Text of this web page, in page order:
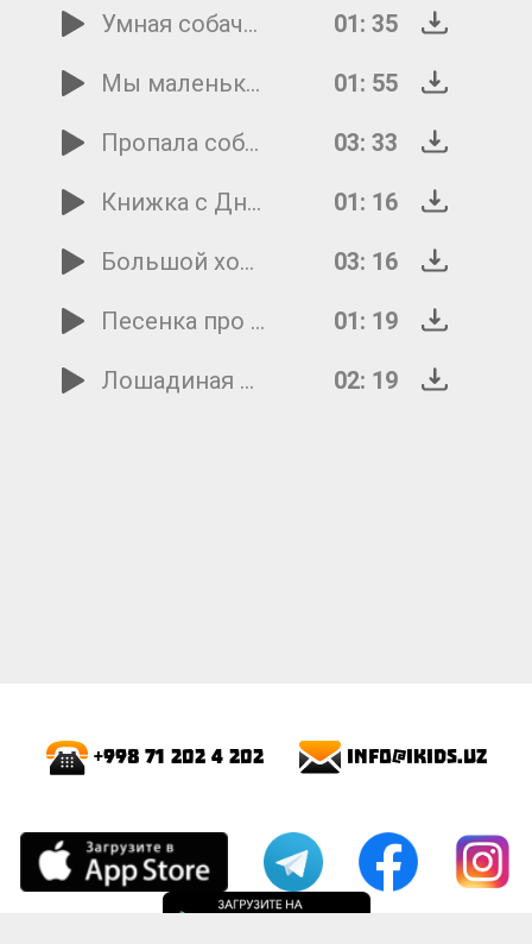
Умная собачка Соня
01: 35
Мы маленькие дети - нам хочется гулять!
01: 55
Пропала собака
03: 33
Книжка с Днем рождения
01: 16
Большой хоровод
03: 16
Песенка про 'хорошо'
01: 19
Лошадиная песня
02: 19
+998 71 202 4 202 info@ikids.uz